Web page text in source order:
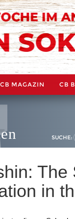
CB MAGAZIN CB
SUCHE:
The
in